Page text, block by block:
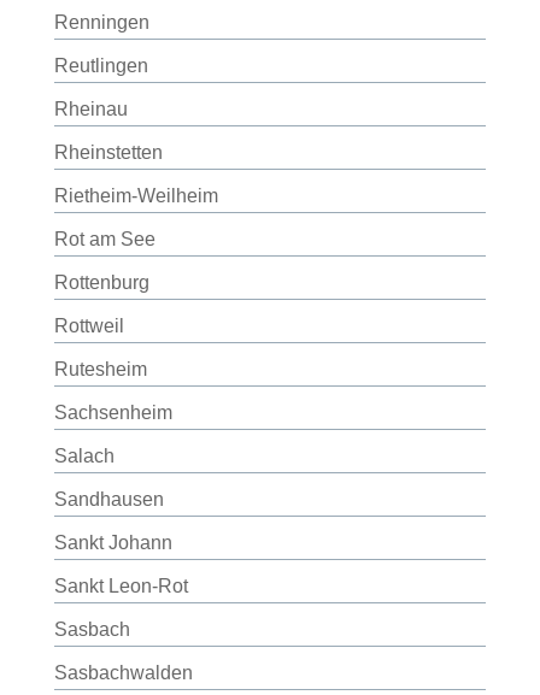
Renningen
Reutlingen
Rheinau
Rheinstetten
Rietheim-Weilheim
Rot am See
Rottenburg
Rottweil
Rutesheim
Sachsenheim
Salach
Sandhausen
Sankt Johann
Sankt Leon-Rot
Sasbach
Sasbachwalden